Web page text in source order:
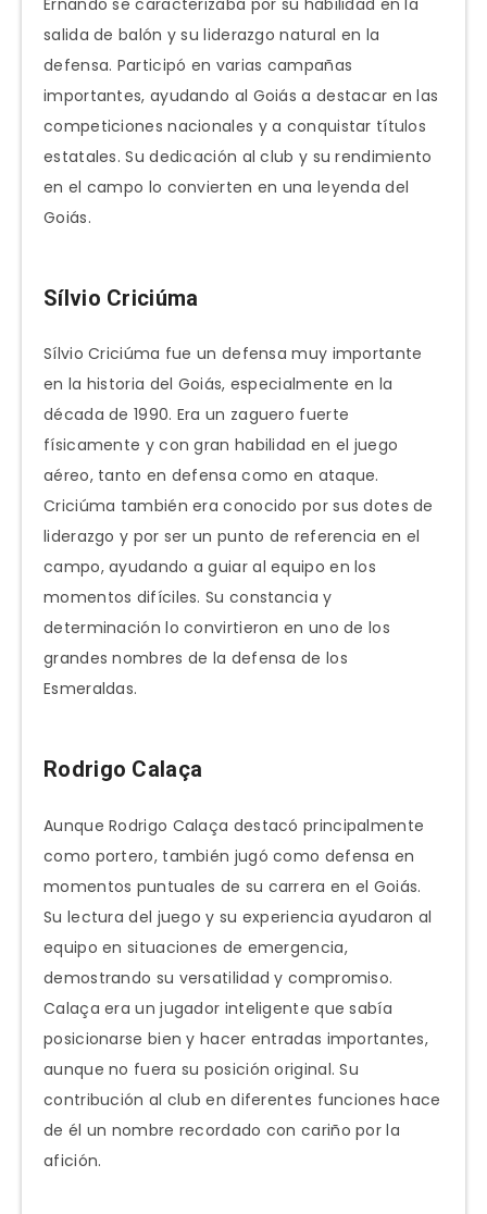
Ernando se caracterizaba por su habilidad en la
salida de balón y su liderazgo natural en la
defensa. Participó en varias campañas
importantes, ayudando al Goiás a destacar en las
competiciones nacionales y a conquistar títulos
estatales. Su dedicación al club y su rendimiento
en el campo lo convierten en una leyenda del
Goiás.
Sílvio Criciúma
Sílvio Criciúma fue un defensa muy importante
en la historia del Goiás, especialmente en la
década de 1990. Era un zaguero fuerte
físicamente y con gran habilidad en el juego
aéreo, tanto en defensa como en ataque.
Criciúma también era conocido por sus dotes de
liderazgo y por ser un punto de referencia en el
campo, ayudando a guiar al equipo en los
momentos difíciles. Su constancia y
determinación lo convirtieron en uno de los
grandes nombres de la defensa de los
Esmeraldas.
Rodrigo Calaça
Aunque Rodrigo Calaça destacó principalmente
como portero, también jugó como defensa en
momentos puntuales de su carrera en el Goiás.
Su lectura del juego y su experiencia ayudaron al
equipo en situaciones de emergencia,
demostrando su versatilidad y compromiso.
Calaça era un jugador inteligente que sabía
posicionarse bien y hacer entradas importantes,
aunque no fuera su posición original. Su
contribución al club en diferentes funciones hace
de él un nombre recordado con cariño por la
afición.